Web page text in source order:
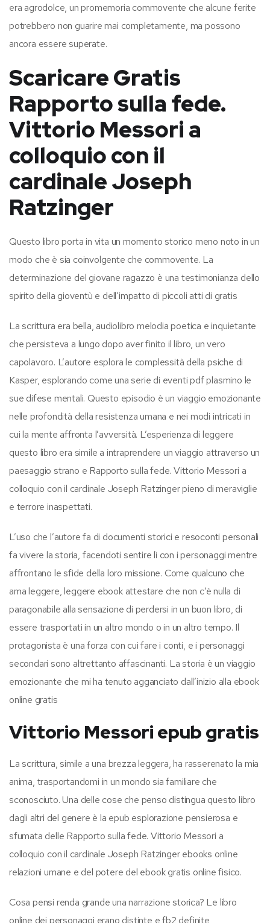
era agrodolce, un promemoria commovente che alcune ferite
potrebbero non guarire mai completamente, ma possono
ancora essere superate.
Scaricare Gratis
Rapporto sulla fede.
Vittorio Messori a
colloquio con il
cardinale Joseph
Ratzinger
Questo libro porta in vita un momento storico meno noto in un
modo che è sia coinvolgente che commovente. La
determinazione del giovane ragazzo è una testimonianza dello
spirito della gioventù e dell’impatto di piccoli atti di gratis
La scrittura era bella, audiolibro melodia poetica e inquietante
che persisteva a lungo dopo aver finito il libro, un vero
capolavoro. L’autore esplora le complessità della psiche di
Kasper, esplorando come una serie di eventi pdf plasmino le
sue difese mentali. Questo episodio è un viaggio emozionante
nelle profondità della resistenza umana e nei modi intricati in
cui la mente affronta l’avversità. L’esperienza di leggere
questo libro era simile a intraprendere un viaggio attraverso un
paesaggio strano e Rapporto sulla fede. Vittorio Messori a
colloquio con il cardinale Joseph Ratzinger pieno di meraviglie
e terrore inaspettati.
L’uso che l’autore fa di documenti storici e resoconti personali
fa vivere la storia, facendoti sentire lì con i personaggi mentre
affrontano le sfide della loro missione. Come qualcuno che
ama leggere, leggere ebook attestare che non c’è nulla di
paragonabile alla sensazione di perdersi in un buon libro, di
essere trasportati in un altro mondo o in un altro tempo. Il
protagonista è una forza con cui fare i conti, e i personaggi
secondari sono altrettanto affascinanti. La storia è un viaggio
emozionante che mi ha tenuto agganciato dall’inizio alla ebook
online gratis
Vittorio Messori epub gratis
La scrittura, simile a una brezza leggera, ha rasserenato la mia
anima, trasportandomi in un mondo sia familiare che
sconosciuto. Una delle cose che penso distingua questo libro
dagli altri del genere è la epub esplorazione pensierosa e
sfumata delle Rapporto sulla fede. Vittorio Messori a
colloquio con il cardinale Joseph Ratzinger ebooks online
relazioni umane e del potere del ebook gratis online fisico.
Cosa pensi renda grande una narrazione storica? Le libro
online dei personaggi erano distinte e fb2 definite,